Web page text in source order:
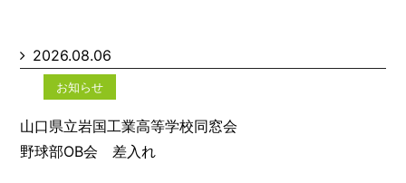
2026.08.06
お知らせ
山口県立岩国工業高等学校同窓会
野球部OB会 差入れ